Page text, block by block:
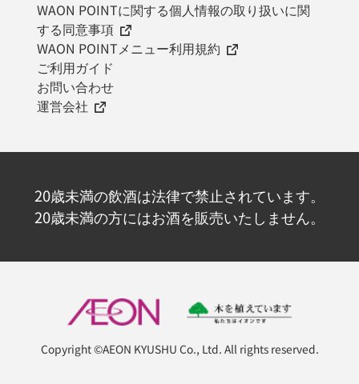
WAON POINTに関する個人情報の取り扱いに関
する同意事項
WAON POINTメニュー利用規約
ご利用ガイド
お問い合わせ
運営会社
20歳未満の飲酒は法律で禁止されています。
20歳未満の方にはお酒を販売いたしません。
Copyright ©AEON KYUSHU Co., Ltd. All rights reserved.